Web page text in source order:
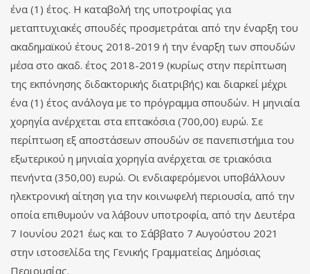
ένα (1) έτος. Η καταβολή της υποτροφίας για
μεταπτυχιακές σπουδές προσμετράται από την έναρξη του
ακαδημαϊκού έτους 2018-2019 ή την έναρξη των σπουδών
μέσα στο ακαδ. έτος 2018-2019 (κυρίως στην περίπτωση
της εκπόνησης διδακτορικής διατριβής) και διαρκεί μέχρι
ένα (1) έτος ανάλογα με το πρόγραμμα σπουδών. Η μηνιαία
χορηγία ανέρχεται στα επτακόσια (700,00) ευρώ. Σε
περίπτωση εξ αποστάσεων σπουδών σε πανεπιστήμια του
εξωτερικού η μηνιαία χορηγία ανέρχεται σε τριακόσια
πενήντα (350,00) ευρώ. Οι ενδιαφερόμενοι υποβάλλουν
ηλεκτρονική αίτηση για την κοινωφελή περιουσία, από την
οποία επιθυμούν να λάβουν υποτροφία, από την Δευτέρα
7 Ιουνίου 2021 έως και το Σάββατο 7 Αυγούστου 2021
στην ιστοσελίδα της Γενικής Γραμματείας Δημόσιας
Περιουσίας.